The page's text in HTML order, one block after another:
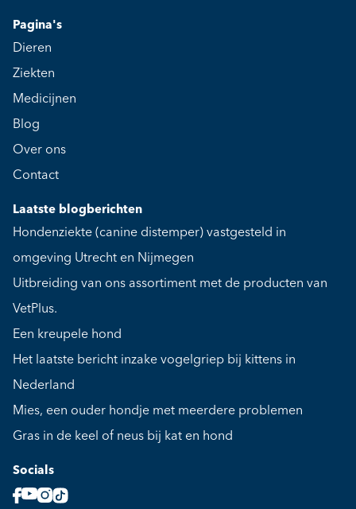
Pagina's
Dieren
Ziekten
Medicijnen
Blog
Over ons
Contact
Laatste blogberichten
Hondenziekte (canine distemper) vastgesteld in
omgeving Utrecht en Nijmegen
Uitbreiding van ons assortiment met de producten van
VetPlus.
Een kreupele hond
Het laatste bericht inzake vogelgriep bij kittens in
Nederland
Mies, een ouder hondje met meerdere problemen
Gras in de keel of neus bij kat en hond
Socials